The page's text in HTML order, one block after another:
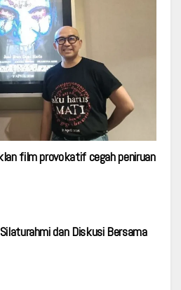
film provokatif cegah peniruan
dan Diskusi Bersama